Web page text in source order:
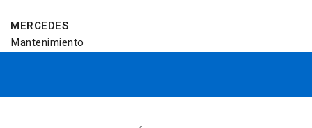
MERCEDES
Mantenimiento